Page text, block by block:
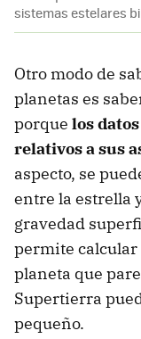
sistemas estelares
Otro modo de
planetas es
porque los
relativos a sus
aspecto, se
entre la estrella
gravedad
permite calcular
planeta que
Supertierra
pequeño.